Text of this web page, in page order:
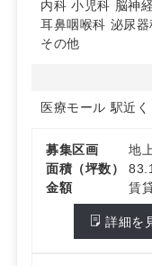
内科 小児科 脳神
耳鼻咽喉科 泌尿器
その他
医療モール 駅近く
募集区画
地
面積（坪数）
金額
賃
詳細を